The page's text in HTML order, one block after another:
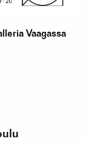
Vaagassa